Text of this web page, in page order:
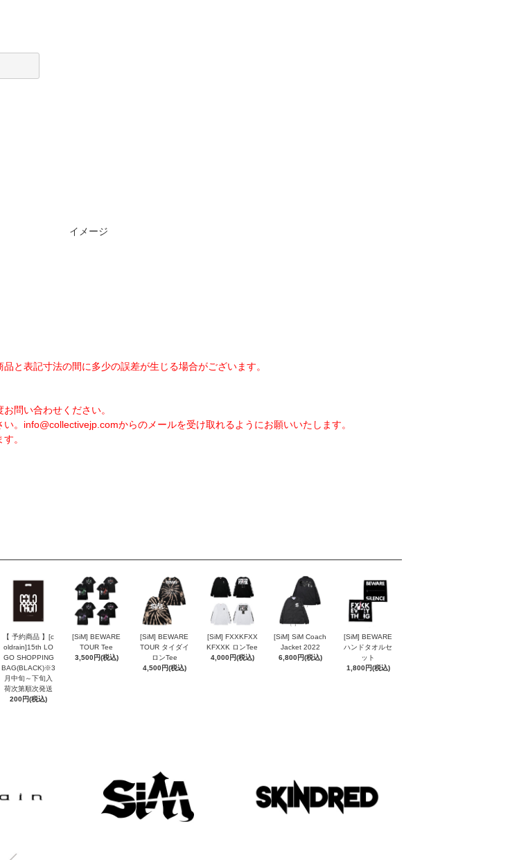
イメージ
と表記寸法の間に多少の誤差が生じる場合がございます。
問い合わせください。
。 info@collectivejp.comからのメールを受け取れるようにお願いいたします。
。
【 予約商品 】[c
oldrain]15th LO
GO SHOPPING
BAG(BLACK)※3
月中旬～下旬入
荷次第順次発送
200円(税込)
[SiM] BEWARE
TOUR Tee
3,500円(税込)
[SiM] BEWARE
TOUR タイダイ
ロンTee
4,500円(税込)
[SiM] FXXKFXX
KFXXK ロンTee
4,000円(税込)
[SiM] SiM Coach
Jacket 2022
6,800円(税込)
[SiM] BEWARE
ハンドタオルセ
ット
1,800円(税込)